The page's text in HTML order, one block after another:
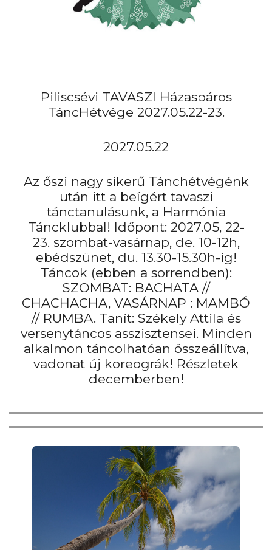
Piliscsévi TAVASZI Házaspáros
TáncHétvége 2027.05.22-23.
2027.05.22
Az őszi nagy sikerű Tánchétvégénk
után itt a beígért tavaszi
tánctanulásunk, a Harmónia
Táncklubbal! Időpont: 2027.05, 22-
23. szombat-vasárnap, de. 10-12h,
ebédszünet, du. 13.30-15.30h-ig!
Táncok (ebben a sorrendben):
SZOMBAT: BACHATA //
CHACHACHA, VASÁRNAP : MAMBÓ
// RUMBA. Tanít: Székely Attila és
versenytáncos asszisztensei. Minden
alkalmon táncolhatóan összeállítva,
vadonat új koreográk! Részletek
decemberben!